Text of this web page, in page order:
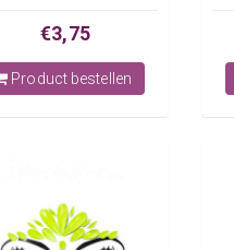
€3,75
Product bestellen